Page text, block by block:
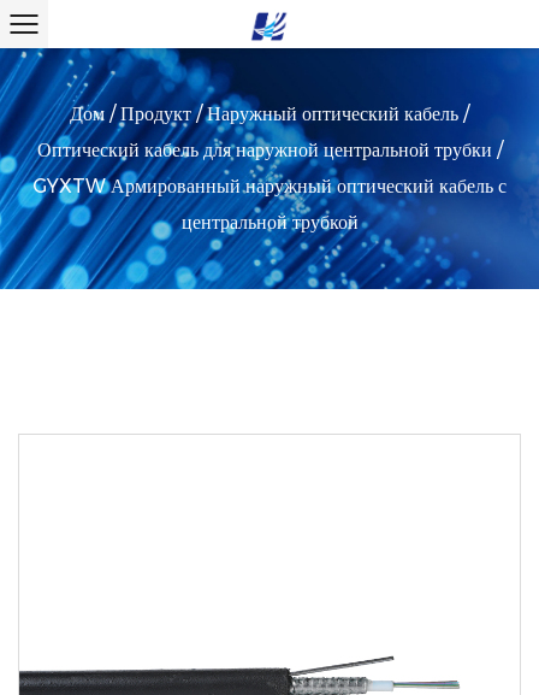
Дом /Продукт/Наружный оптический кабель /
Оптический кабель для наружной центральной трубки /
GYXTW Армированный наружный оптический кабель с
центральной трубкой